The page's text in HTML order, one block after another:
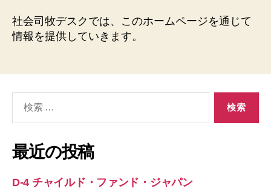
牧
ス
ム
ー
開
設
へ
社会司牧デスクでは、このホームページを通じて
情報を提供していきます。
象:
最近の投稿
D-4 チャイルド・ファンド・ジャパン